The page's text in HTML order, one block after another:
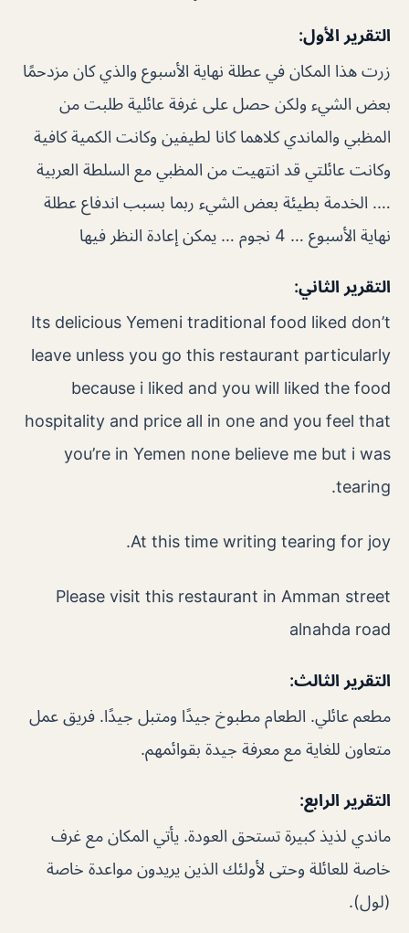
التقرير الأول:
زرت هذا المكان في عطلة نهاية الأسبوع والذي كان مزدحمًا
بعض الشيء ولكن حصل على غرفة عائلية طلبت من
المظبي والماندي كلاهما كانا لطيفين وكانت الكمية كافية
وكانت عائلتي قد انتهيت من المظبي مع السلطة العربية
…. الخدمة بطيئة بعض الشيء ربما بسبب اندفاع عطلة
نهاية الأسبوع … 4 نجوم … يمكن إعادة النظر فيها
التقرير الثاني:
Its delicious Yemeni traditional food liked don’t
leave unless you go this restaurant particularly
because i liked and you will liked the food
hospitality and price all in one and you feel that
you’re in Yemen none believe me but i was
tearing.
At this time writing tearing for joy.
Please visit this restaurant in Amman street
alnahda road
التقرير الثالث:
مطعم عائلي. الطعام مطبوخ جيدًا ومتبل جيدًا. فريق عمل
متعاون للغاية مع معرفة جيدة بقوائمهم.
التقرير الرابع:
ماندي لذيذ كبيرة تستحق العودة. يأتي المكان مع غرف
خاصة للعائلة وحتى لأولئك الذين يريدون مواعدة خاصة
(لول).